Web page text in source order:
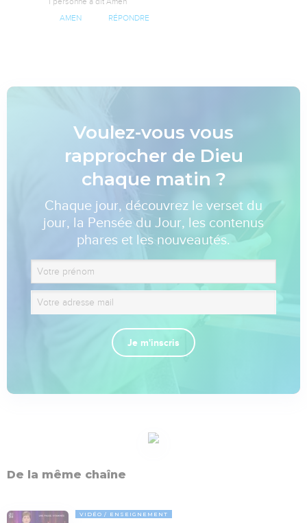
AMEN RÉPONDRE
Voulez-vous vous
rapprocher de Dieu
chaque matin ?
Chaque jour, découvrez le verset du
jour, la Pensée du Jour, les contenus
phares et les nouveautés.
Je m'inscris
De la même chaîne
VIDÉO ENSEIGNEMENT